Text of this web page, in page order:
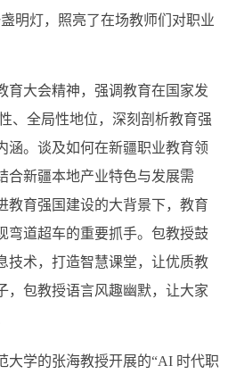
明灯，照亮了在场教师们对职业
育大会精神，强调教育在国家发
、全局性地位，深刻剖析教育强
涵。谈及如何在新疆职业教育领
合新疆本地产业特色与发展需
教育强国建设的大背景下，教育
弯道超车的重要抓手。包教授鼓
技术，打造智慧课堂，让优质教
，包教授语言风趣幽默，让大家
大学的张海教授开展的“AI 时代职